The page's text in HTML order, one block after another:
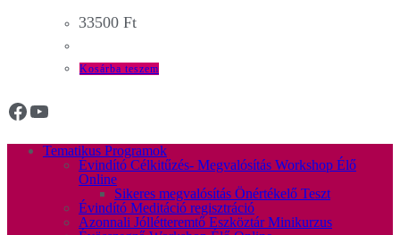
33500 Ft
Kosárba teszem
Tematikus Programok
Évindító Célkitűzés- Megvalósítás Workshop Élő
Online
Sikeres megvalósítás Önértékelő Teszt
Évindító Meditáció regisztráció
Azonnali Jóllétteremtő Eszköztár Minikurzus